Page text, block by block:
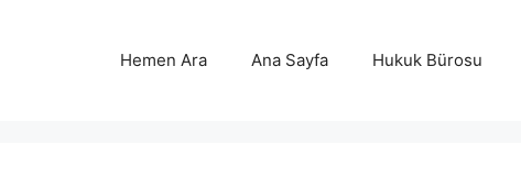
Hemen Ara Ana Sayfa Hukuk Bürosu